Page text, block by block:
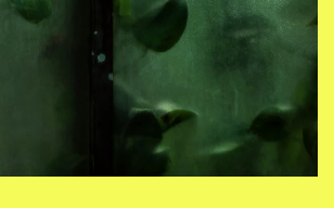
digitale su carta cotone fine-art 350
gr, 41 x 56.5 cm, tiratura
Open